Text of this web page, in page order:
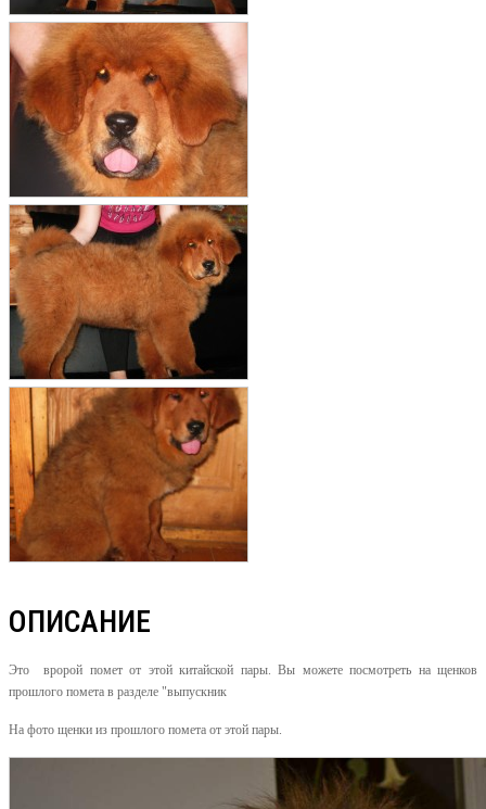
ОПИСАНИЕ
Это вророй помет от этой китайской пары. Вы можете посмотреть на щенков
прошлого помета в разделе "выпускник
На фото щенки из прошлого помета от этой пары.